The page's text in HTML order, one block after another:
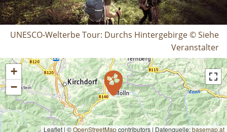
UNESCO-Welterbe Tour: Durchs Hintergebirge © Siehe
Veranstalter
+
−
Leaflet | ©OpenStreetMapcontributors | Datenquelle:basemap.at